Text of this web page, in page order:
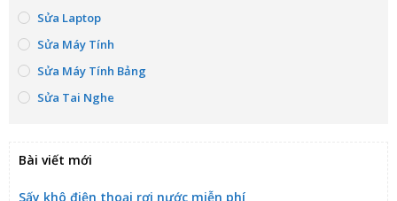
Sửa Laptop
Sửa Máy Tính
Sửa Máy Tính Bảng
Sửa Tai Nghe
Bài viết mới
Sấy khô điện thoại rơi nước miễn phí